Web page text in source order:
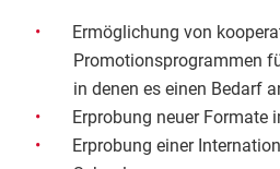
Ermöglichung von
Promotionsprogrammen
in denen es einen Bedarf
Erprobung neuer Formate
Erprobung einer